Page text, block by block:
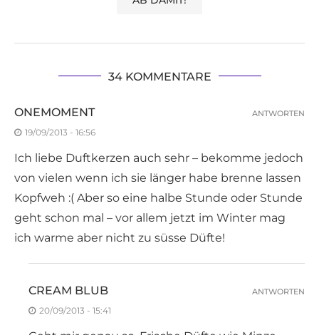
34 KOMMENTARE
ONEMOMENT
19/09/2013 - 16:56
Ich liebe Duftkerzen auch sehr – bekomme jedoch
von vielen wenn ich sie länger habe brenne lassen
Kopfweh :( Aber so eine halbe Stunde oder Stunde
geht schon mal – vor allem jetzt im Winter mag
ich warme aber nicht zu süsse Düfte!
ANTWORTEN
CREAM BLUB
20/09/2013 - 15:41
ANTWORTEN